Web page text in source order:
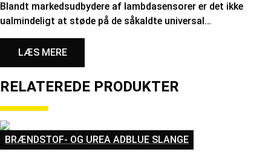
Blandt markedsudbydere af lambdasensorer er det ikke
ualmindeligt at støde på de såkaldte universal…
LÆS MERE
RELATEREDE PRODUKTER
BRÆNDSTOF- OG UREA ADBLUE SLANGE